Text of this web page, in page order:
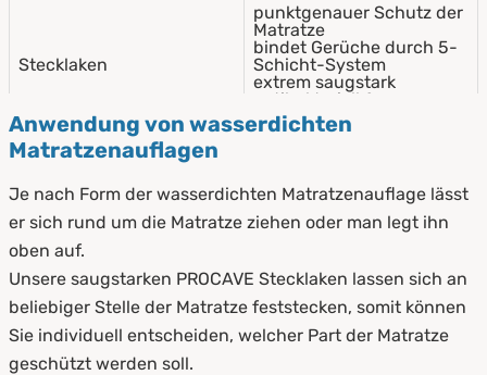
Stecklaken
punktgenauer Schutz der
Matratze
bindet Gerüche durch 5-
Schicht-System
extrem saugstark
antibakteriell &
milbendicht
Matratzenbezüge
superelastisch
schimmelfest &
pilzresistent
waschbar bis 95°C
Auflagen
sehr saugfähig &
schnelltrocknend
absolut geräuscharm
Anwendung von wasserdichten
Matratzenauflagen
Je nach Form der wasserdichten Matratzenauflage lässt
er sich rund um die Matratze ziehen oder man legt ihn
oben auf.
Unsere saugstarken PROCAVE Stecklaken lassen sich an
beliebiger Stelle der Matratze feststecken, somit können
Sie individuell entscheiden, welcher Part der Matratze
geschützt werden soll.